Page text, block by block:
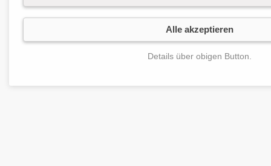
Alle akzeptieren
Details über obigen Button.